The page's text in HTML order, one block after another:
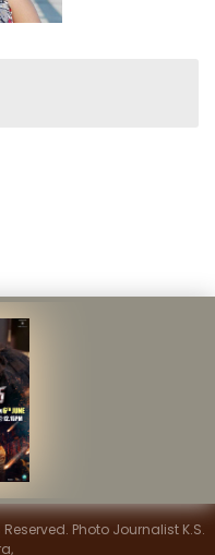
Photo Journalist K.S.